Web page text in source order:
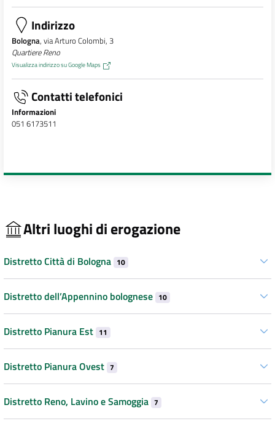
Indirizzo
Bologna, via Arturo Colombi, 3
Quartiere Reno
Visualizza indirizzo su Google Maps
Contatti telefonici
Informazioni
051 6173511
Altri luoghi di erogazione
Distretto Città di Bologna 10
Distretto dell’Appennino bolognese 10
Distretto Pianura Est 11
Distretto Pianura Ovest 7
Distretto Reno, Lavino e Samoggia 7